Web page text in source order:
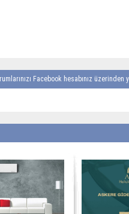
Facebook hesabınız üzerinden